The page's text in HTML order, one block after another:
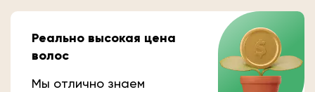
Реально высокая цена
волос
Мы отлично знаем